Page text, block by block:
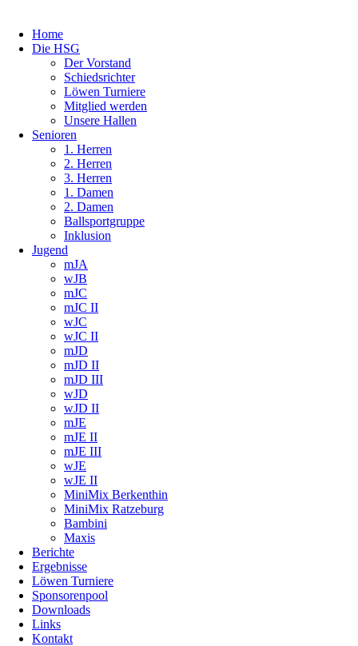
Home
Die HSG
Der Vorstand
Schiedsrichter
Löwen Turniere
Mitglied werden
Unsere Hallen
Senioren
1. Herren
2. Herren
3. Herren
1. Damen
2. Damen
Ballsportgruppe
Inklusion
Jugend
mJA
wJB
mJC
mJC II
wJC
wJC II
mJD
mJD II
mJD III
wJD
wJD II
mJE
mJE II
mJE III
wJE
wJE II
MiniMix Berkenthin
MiniMix Ratzeburg
Bambini
Maxis
Berichte
Ergebnisse
Löwen Turniere
Sponsorenpool
Downloads
Links
Kontakt